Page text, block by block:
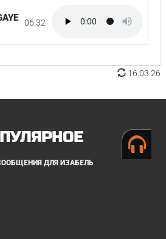
06:32
16.03.26
ДЛЯ ИЗАБЕЛЬ